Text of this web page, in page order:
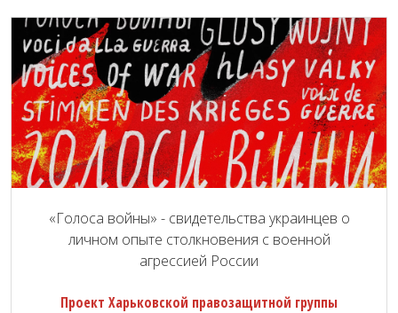
«Голоса войны» - свидетельства украинцев о
личном опыте столкновения с военной
агрессией России
Проект Харьковской правозащитной группы